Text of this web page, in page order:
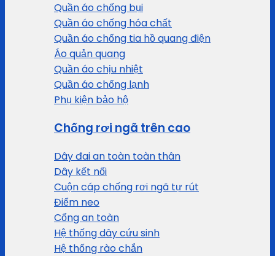
Quần áo chống bụi
Quần áo chống hóa chất
Quần áo chống tia hồ quang điện
Áo quản quang
Quần áo chịu nhiệt
Quần áo chống lạnh
Phụ kiện bảo hộ
Chống rơi ngã trên cao
Dây đai an toàn toàn thân
Dây kết nối
Cuộn cáp chống rơi ngã tự rút
Điểm neo
Cổng an toàn
Hệ thống dây cứu sinh
Hệ thống rào chắn